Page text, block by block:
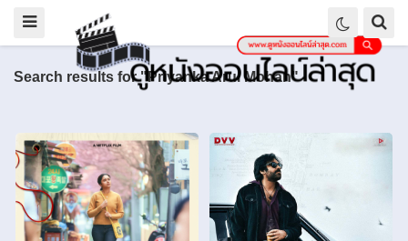
Search results for "Priyanka Arul Mohan"